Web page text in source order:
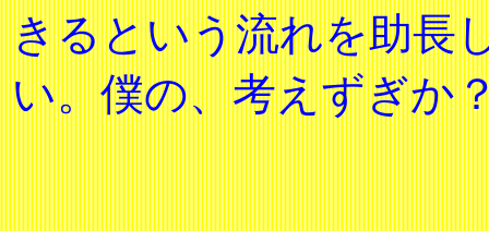
きるという流れを助長
い。僕の、考えずぎか